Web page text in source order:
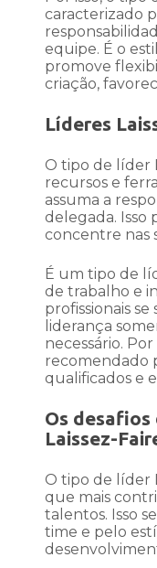
caracterizado
equipe. É o
promove
criação,
Líderes
O tipo de líder
recursos e
assuma a
delegada. Isso
concentre nas
É um tipo de
de trabalho e
profissionais
liderança
necessário. Por
recomendado
qualificados e
Os
Laissez-
O tipo de líder
que mais
talentos. Isso
time e pelo